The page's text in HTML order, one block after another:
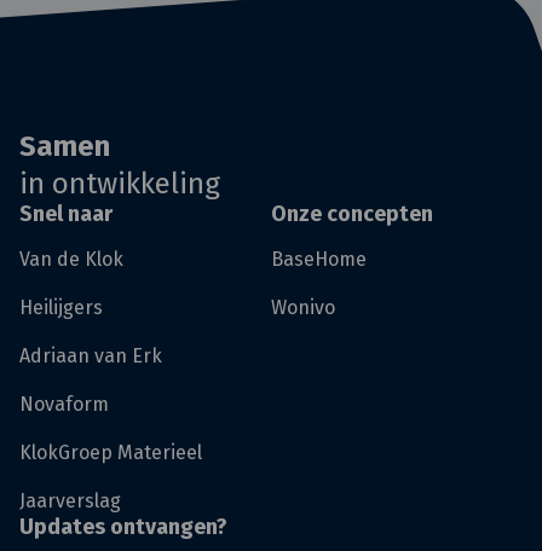
Samen
in ontwikkeling
Snel naar
Van de Klok
Heilijgers
Adriaan van Erk
Novaform
KlokGroep Materieel
Jaarverslag
Onze concepten
BaseHome
Wonivo
Updates ontvangen?